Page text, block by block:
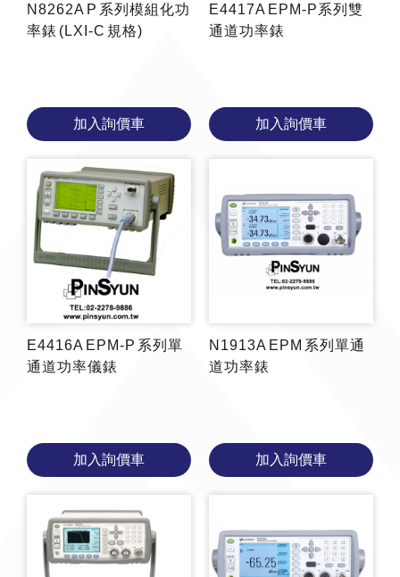
N8262A P 系列模組化功
率錶 (LXI-C 規格)
加入詢價車
E4417A EPM-P系列雙
通道功率錶
加入詢價車
E4416A EPM-P 系列單
通道功率儀錶
加入詢價車
N1913A EPM 系列單通
道功率錶
加入詢價車